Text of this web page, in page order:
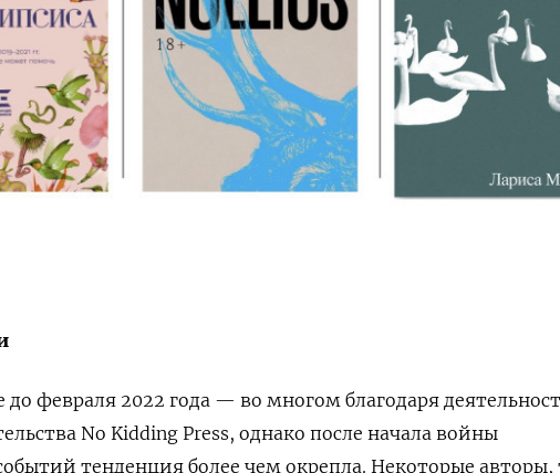
до февраля 2022 года — во многом благодаря
No Kidding Press, однако после начала войны
тенденция более чем окрепла. Некоторые авторы,